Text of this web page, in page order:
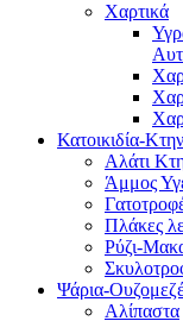
Χαρτικά
Κατοικιδία-
Αλάτι
Άμμος
Πλάκες
Ρύζι-
Ψάρια-
Αλίπαστα